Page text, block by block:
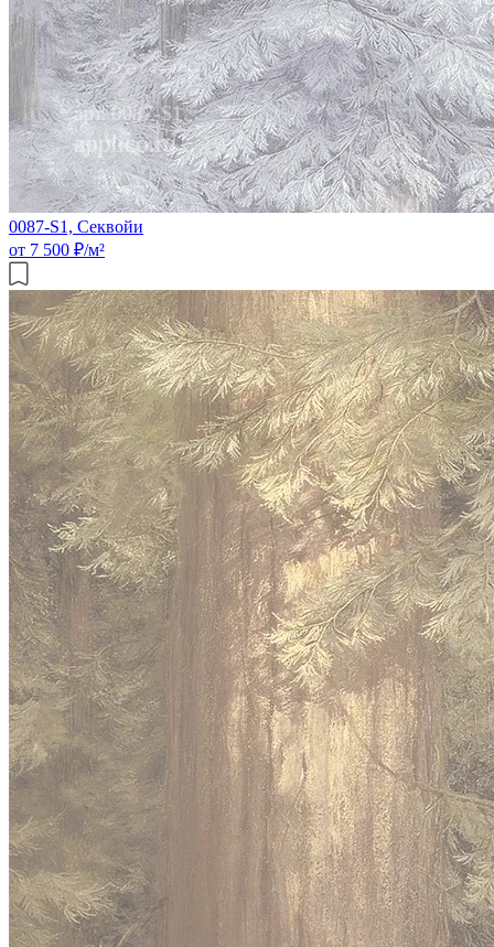
0087-S1, Секвойи
от 7 500 ₽/м²